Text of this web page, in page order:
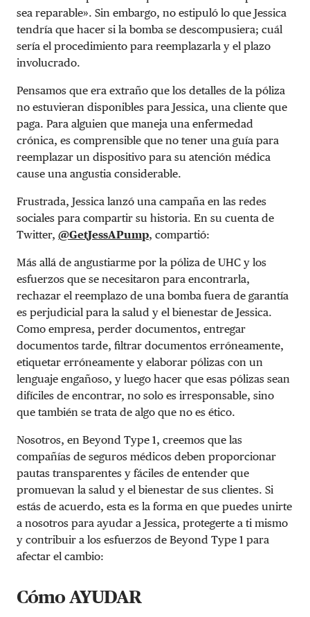
sea reparable». Sin embargo, no estipuló lo que Jessica
tendría que hacer si la bomba se descompusiera; cuál
sería el procedimiento para reemplazarla y el plazo
involucrado.
Pensamos que era extraño que los detalles de la póliza
no estuvieran disponibles para Jessica, una cliente que
paga. Para alguien que maneja una enfermedad
crónica, es comprensible que no tener una guía para
reemplazar un dispositivo para su atención médica
cause una angustia considerable.
Frustrada, Jessica lanzó una campaña en las redes
sociales para compartir su historia. En su cuenta de
Twitter, @GetJessAPump, compartió:
Más allá de angustiarme por la póliza de UHC y los
esfuerzos que se necesitaron para encontrarla,
rechazar el reemplazo de una bomba fuera de garantía
es perjudicial para la salud y el bienestar de Jessica.
Como empresa, perder documentos, entregar
documentos tarde, filtrar documentos erróneamente,
etiquetar erróneamente y elaborar pólizas con un
lenguaje engañoso, y luego hacer que esas pólizas sean
difíciles de encontrar, no solo es irresponsable, sino
que también se trata de algo que no es ético.
Nosotros, en Beyond Type 1, creemos que las
compañías de seguros médicos deben proporcionar
pautas transparentes y fáciles de entender que
promuevan la salud y el bienestar de sus clientes. Si
estás de acuerdo, esta es la forma en que puedes unirte
a nosotros para ayudar a Jessica, protegerte a ti mismo
y contribuir a los esfuerzos de Beyond Type 1 para
afectar el cambio:
Cómo AYUDAR